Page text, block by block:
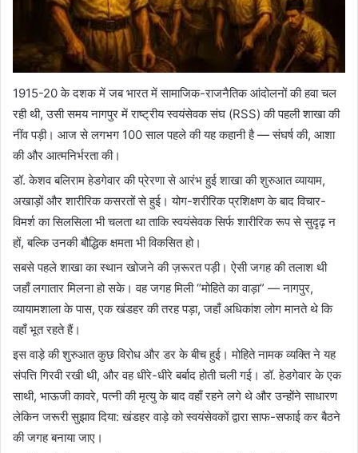
1915-20 के दशक में जब भारत में सामाजिक-राजनैतिक आंदोलनों की हवा चल
रही थी, उसी समय नागपुर में राष्ट्रीय स्वयंसेवक संघ (RSS) की पहली शाखा की
नींव पड़ी। आज से लगभग 100 साल पहले की यह कहानी है — संघर्ष की, आशा
की और आत्मनिर्भरता की।
डॉ. केशव बलिराम हेडगेवार की प्रेरणा से आरंभ हुई शाखा की शुरुआत व्यायाम,
अखाड़ों और शारीरिक कसरतों से हुई। योग-शरीरिक प्रशिक्षण के बाद विचार-
विमर्श का सिलसिला भी चलता था ताकि स्वयंसेवक सिर्फ शारीरिक रूप से सुदृढ़ न
हों, बल्कि उनकी बौद्धिक क्षमता भी विकसित हो।
सबसे पहले शाखा का स्थान खोजने की ज़रूरत पड़ी। ऐसी जगह की तलाश थी
जहाँ लगातार मिलना हो सके। वह जगह मिली “मोहिते का वाड़ा” — नागपुर,
व्यायामशाला के पास, एक खंडहर की तरह पड़ा, जहाँ अधिकांश लोग मानते थे कि
वहाँ भूत रहते हैं।
इस वाड़े की शुरुआत कुछ विरोध और डर के बीच हुई। मोहिते नामक व्यक्ति ने यह
संपत्ति गिरवी रखी थी, और वह धीरे-धीरे बर्बाद होती चली गई। डॉ. हेडगेवार के एक
साथी, भाऊजी कावरे, पत्नी की मृत्यु के बाद वहाँ रहने लगे थे और उन्होंने साधारण
लेकिन जरूरी सुझाव दिया: खंडहर वाड़े को स्वयंसेवकों द्वारा साफ-सफाई कर बैठने
की जगह बनाया जाए।